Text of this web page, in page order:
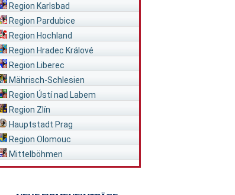
Region Karlsbad
Region Pardubice
Region Hochland
Region Hradec Králové
Region Liberec
Mährisch-Schlesien
Region Ústí nad Labem
Region Zlín
Hauptstadt Prag
Region Olomouc
Mittelböhmen